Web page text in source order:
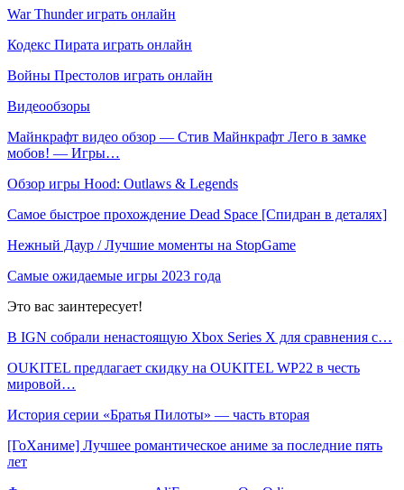
War Thunder играть онлайн
Кодекс Пирата играть онлайн
Войны Престолов играть онлайн
Видеообзоры
Майнкрафт видео обзор — Стив Майнкрафт Лего в замке
мобов! — Игры…
Обзор игры Hood: Outlaws & Legends
Самое быстрое прохождение Dead Space [Спидран в деталях]
Нежный Даур / Лучшие моменты на StopGame
Самые ожидаемые игры 2023 года
Это вас заинтересует!
В IGN собрали ненастоящую Xbox Series X для сравнения с…
OUKITEL предлагает скидку на OUKITEL WP22 в честь
мировой…
История серии «Братья Пилоты» — часть вторая
[ГоХаниме] Лучшее романтическое аниме за последние пять
лет